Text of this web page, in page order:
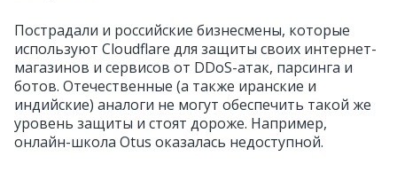
Пострадали и российские бизнесмены, которые
используют Cloudflare для защиты своих интернет-
магазинов и сервисов от DDoS-атак, парсинга и
ботов. Отечественные (а также иранские и
индийские) аналоги не могут обеспечить такой же
уровень защиты и стоят дороже. Например,
онлайн-школа Otus оказалась недоступной.